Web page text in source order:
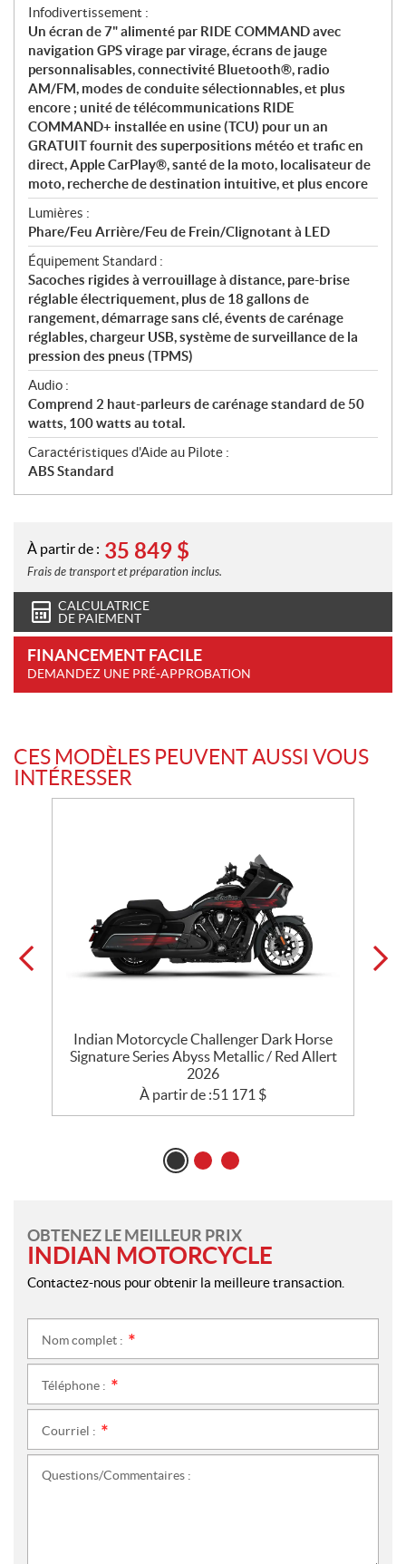
Infodivertissement :
Un écran de 7" alimenté par RIDE COMMAND avec
navigation GPS virage par virage, écrans de jauge
personnalisables, connectivité Bluetooth®, radio
AM/FM, modes de conduite sélectionnables, et plus
encore ; unité de télécommunications RIDE
COMMAND+ installée en usine (TCU) pour un an
GRATUIT fournit des superpositions météo et trafic en
direct, Apple CarPlay®, santé de la moto, localisateur de
moto, recherche de destination intuitive, et plus encore
Lumières :
Phare/Feu Arrière/Feu de Frein/Clignotant à LED
Équipement Standard :
Sacoches rigides à verrouillage à distance, pare-brise
réglable électriquement, plus de 18 gallons de
rangement, démarrage sans clé, évents de carénage
réglables, chargeur USB, système de surveillance de la
pression des pneus (TPMS)
Audio :
Comprend 2 haut-parleurs de carénage standard de 50
watts, 100 watts au total.
Caractéristiques d'Aide au Pilote :
ABS Standard
À partir de : 35 849 $
Frais de transport et préparation inclus.
CALCULATRICE
DE PAIEMENT
FINANCEMENT FACILE
DEMANDEZ UNE PRÉ-APPROBATION
CES MODÈLES PEUVENT AUSSI VOUS
INTÉRESSER
Indian Motorcycle Challenger Dark Horse
Signature Series Abyss Metallic / Red Allert
2026
À partir de :51 171 $
OBTENEZ LE MEILLEUR PRIX
INDIAN MOTORCYCLE
Contactez-nous pour obtenir la meilleure transaction.
Nom complet :
Téléphone :
Courriel :
Questions/Commentaires :